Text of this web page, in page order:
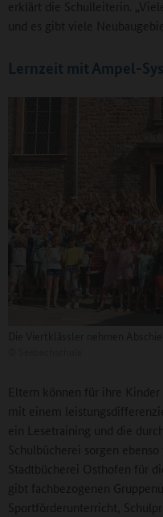
erklärt die Schulleiterin.
und es gibt viele
Lernzeit mit Ampel-
Eltern können für ihre Kinder
mit einem
ein Lesetraining und die
Schulbücherei sorgen
Stadtbücherei Osthofen für
gibt fachbezogenen
Sportförderunterricht,